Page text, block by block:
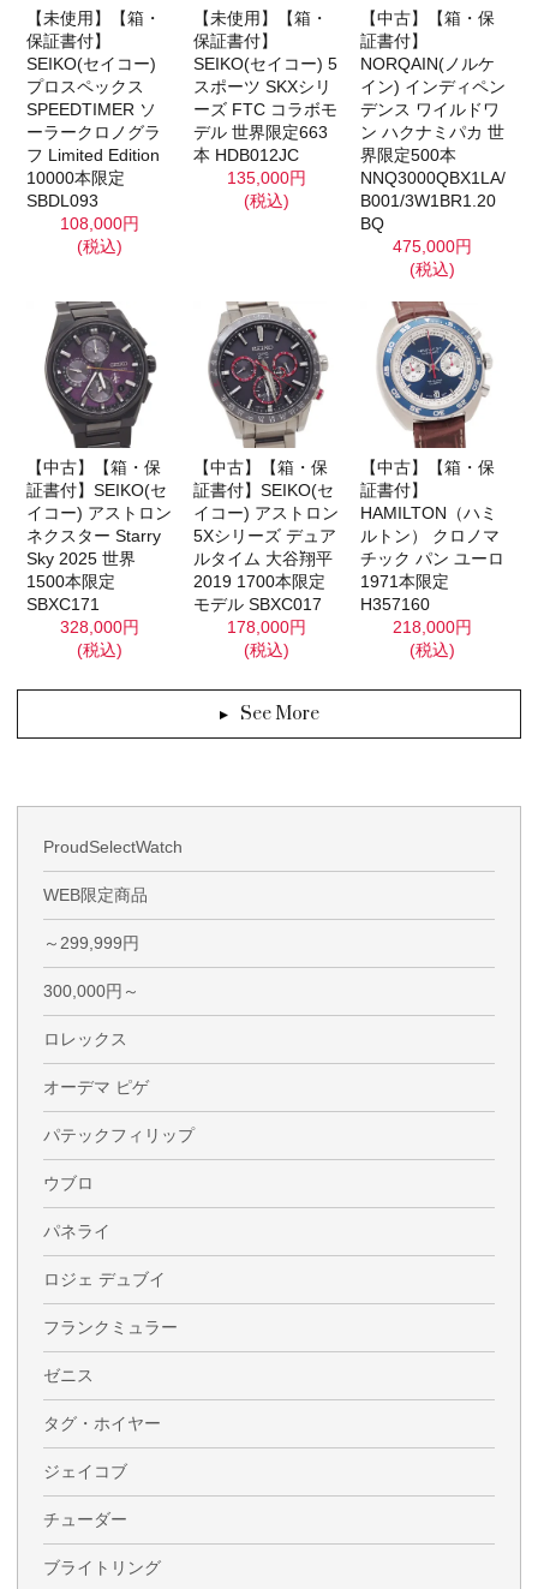
【未使用】【箱・
保証書付】
SEIKO(セイコー)
プロスペックス
SPEEDTIMER ソ
ーラークロノグラ
フ Limited Edition
10000本限定
SBDL093
108,000円
(税込)
【未使用】【箱・
保証書付】
SEIKO(セイコー) 5
スポーツ SKXシリ
ーズ FTC コラボモ
デル 世界限定663
本 HDB012JC
135,000円
(税込)
【中古】【箱・保
証書付】
NORQAIN(ノルケ
イン) インディペン
デンス ワイルドワ
ン ハクナミパカ 世
界限定500本
NNQ3000QBX1LA/
B001/3W1BR1.20
BQ
475,000円
(税込)
【中古】【箱・保
証書付】SEIKO(セ
イコー) アストロン
ネクスター Starry
Sky 2025 世界
1500本限定
SBXC171
328,000円
(税込)
【中古】【箱・保
証書付】SEIKO(セ
イコー) アストロン
5Xシリーズ デュア
ルタイム 大谷翔平
2019 1700本限定
モデル SBXC017
178,000円
(税込)
【中古】【箱・保
証書付】
HAMILTON（ハミ
ルトン） クロノマ
チック パン ユーロ
1971本限定
H357160
218,000円
(税込)
See More
ProudSelectWatch
WEB限定商品
～299,999円
300,000円～
ロレックス
オーデマ ピゲ
パテックフィリップ
ウブロ
パネライ
ロジェ デュブイ
フランクミュラー
ゼニス
タグ・ホイヤー
ジェイコブ
チューダー
ブライトリング